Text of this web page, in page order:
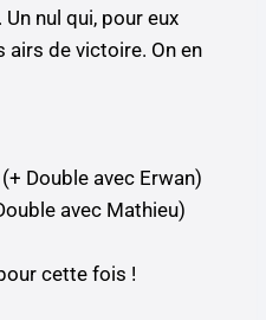
nul qui, pour eux
airs de victoire. On en
Double avec Erwan)
avec Mathieu)
cette fois !